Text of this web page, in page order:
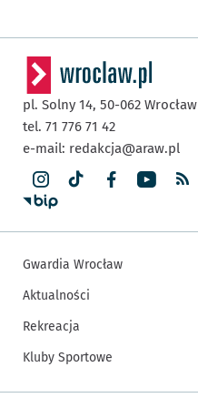
pl. Solny 14, 50-062 Wrocław
tel. 71 776 71 42
e-mail: redakcja@araw.pl
Gwardia Wrocław
Aktualności
Rekreacja
Kluby Sportowe